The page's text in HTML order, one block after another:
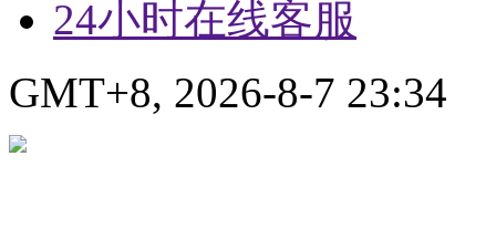
24小时在线客服
GMT+8, 2026-8-7 23:34